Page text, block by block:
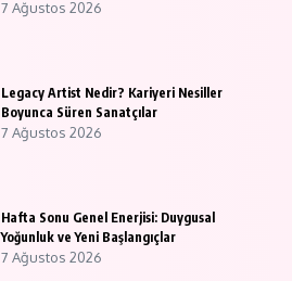
7 Ağustos 2026
Legacy Artist Nedir? Kariyeri Nesiller
Boyunca Süren Sanatçılar
7 Ağustos 2026
Hafta Sonu Genel Enerjisi: Duygusal
Yoğunluk ve Yeni Başlangıçlar
7 Ağustos 2026